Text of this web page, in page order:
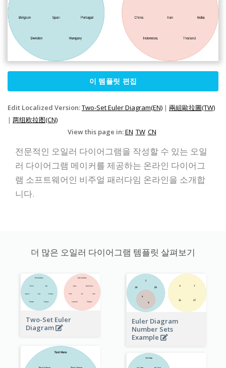
이 템플릿 편집
Edit Localized Version:Two-Set Euler Diagram(EN) | 兩組歐拉圖(TW)
| 两组欧拉图(CN)
View this page in:EN TW CN
전문적인 오일러 다이어그램을 작성할 수 있는 오일
러 다이어그램 메이커를 제공하는 온라인 다이어그
램 소프트웨어인 비주얼 패러다임 온라인을 소개합
니다.
더 많은 오일러 다이어그램 템플릿 살펴보기
Two-Set Euler
Diagram
Euler Diagram
Number Sets
Example